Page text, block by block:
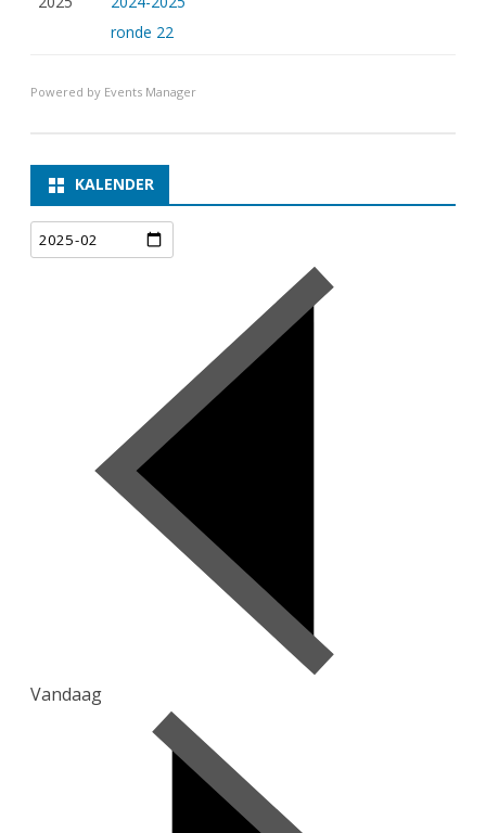
ronde 22
Powered by Events Manager
KALENDER
Vandaag